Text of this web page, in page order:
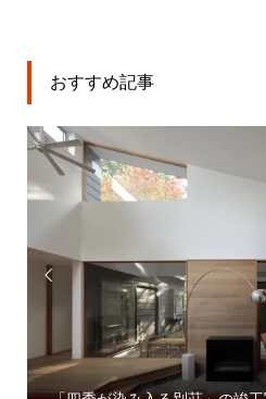
おすすめ記事
